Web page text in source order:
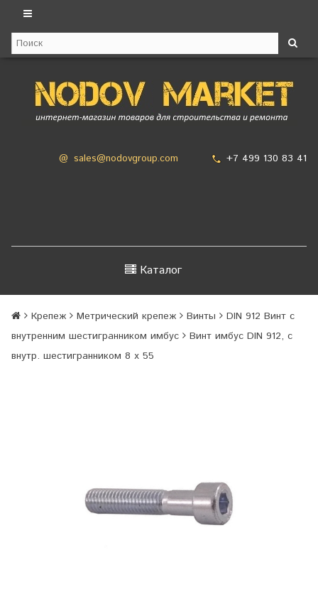
@ sales@nodovgroup.com +7 499 130 83 41
Каталог
Крепеж Метрический крепеж Винты
DIN 912 Винт с
внутренним шестигранником имбус
Винт имбус DIN 912, с
внутр. шестигранником 8 х 55